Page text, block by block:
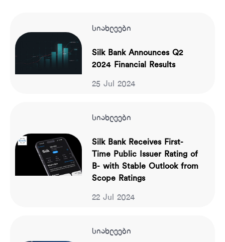
სიახლეები
Silk Bank Announces Q2
2024 Financial Results
25 Jul 2024
სიახლეები
Silk Bank Receives First-
Time Public Issuer Rating of
B- with Stable Outlook from
Scope Ratings
22 Jul 2024
სიახლეები